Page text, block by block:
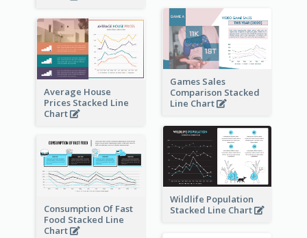
Games Sales
Comparison Stacked
Line Chart
Average House
Prices Stacked Line
Chart
Wildlife Population
Stacked Line Chart
Consumption Of Fast
Food Stacked Line
Chart